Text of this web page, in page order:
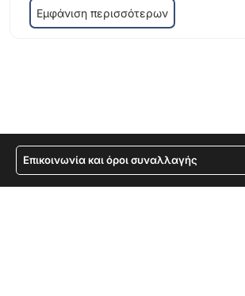
Εμφάνιση περισσότερων
Επικοινωνία και όροι συναλλαγής